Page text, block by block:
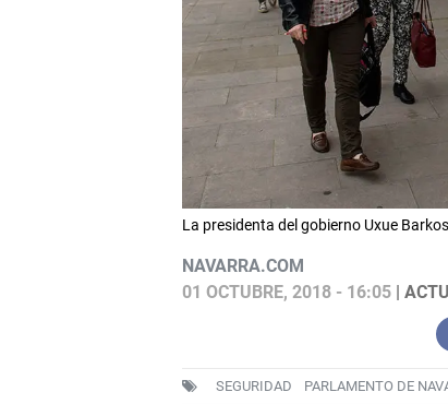
La presidenta del gobierno Uxue
NAVARRA.COM
01 OCTUBRE, 2018 - 16:05|
SEGURIDAD PARLAMENTO DE